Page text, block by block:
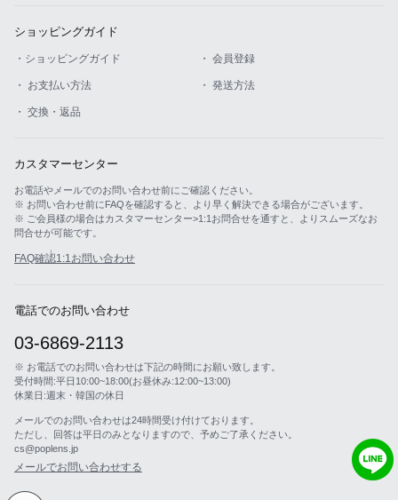
ショッピングガイド
・ショッピングガイド ・ 会員登録
・ お支払い方法 ・ 発送方法
・ 交換・返品
カスタマーセンター
お電話やメールでのお問い合わせ前にご確認ください。
※ お問い合わせ前にFAQを確認すると、より早く解決できる場合がございます。
※ ご会員様の場合はカスタマーセンター>1:1お問合せを通すと、よりスムーズなお
問合せが可能です。
FAQ確認1:1お問い合わせ
電話でのお問い合わせ
03-6869-2113
※ お電話でのお問い合わせは下記の時間にお願い致します。
受付時間:平日10:00~18:00(お昼休み:12:00~13:00)
休業日:週末・韓国の休日
メールでのお問い合わせは24時間受け付けております。
ただし、回答は平日のみとなりますので、予めご了承ください。
cs@poplens.jp
メールでお問い合わせする